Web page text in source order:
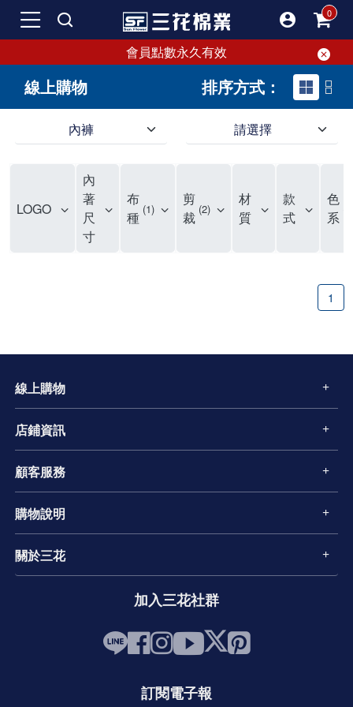
會員點數永久有效
線上購物 排序方式：
內褲 請選擇
LOGO
內
著
尺
寸
布
種 1
剪
裁 2
材
質
款
式
色
系
1
線上購物
店鋪資訊
顧客服務
購物說明
關於三花
加入三花社群
訂閱電子報